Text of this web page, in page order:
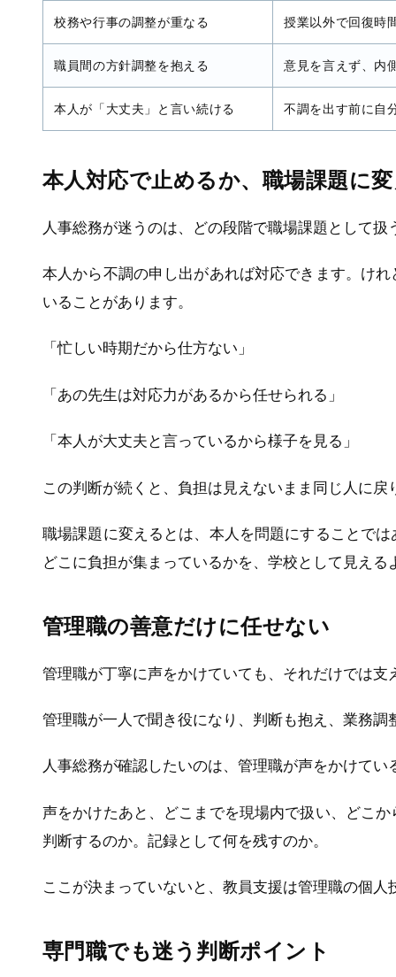
校務や行事の調整が重なる 授業以外で回復時
職員間の方針調整を抱える 意見を言えず、内
本人が「大丈夫」と言い続ける 不調を出す前に自
本人対応で止めるか、職場課題に
人事総務が迷うのは、どの段階で職場課題として扱
本人から不調の申し出があれば対応できます。け
いることがあります。
「忙しい時期だから仕方ない」
「あの先生は対応力があるから任せられる」
「本人が大丈夫と言っているから様子を見る」
この判断が続くと、負担は見えないまま同じ人に戻
職場課題に変えるとは、本人を問題にすることで
どこに負担が集まっているかを、学校として見える
管理職の善意だけに任せない
管理職が丁寧に声をかけていても、それだけでは支
管理職が一人で聞き役になり、判断も抱え、業務
人事総務が確認したいのは、管理職が声をかけて
声をかけたあと、どこまでを現場内で扱い、どこ
判断するのか。記録として何を残すのか。
ここが決まっていないと、教員支援は管理職の個人
専門職でも迷う判断ポイント